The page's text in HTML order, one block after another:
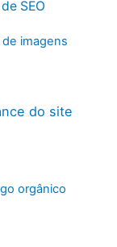
SEO
imagens
do site
orgânico